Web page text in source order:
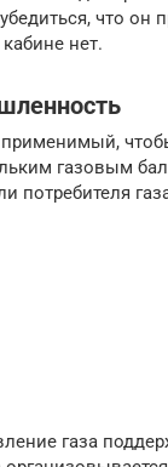
что он
нет.
газовым
потребителя
газа